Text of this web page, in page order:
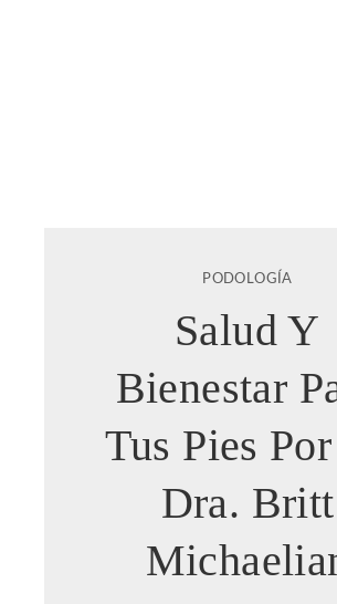
PODOLOGÍA
Salud Y
Bienestar
Tus Pies
Dra. Britt